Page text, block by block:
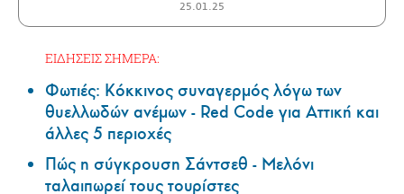
25.01.25
ΕΙΔΗΣΕΙΣ ΣΗΜΕΡΑ:
Φωτιές: Κόκκινος συναγερμός λόγω των
θυελλωδών ανέμων - Red Code για Αττική και
άλλες 5 περιοχές
Πώς η σύγκρουση Σάντσεθ - Μελόνι
ταλαιπωρεί τους τουρίστες